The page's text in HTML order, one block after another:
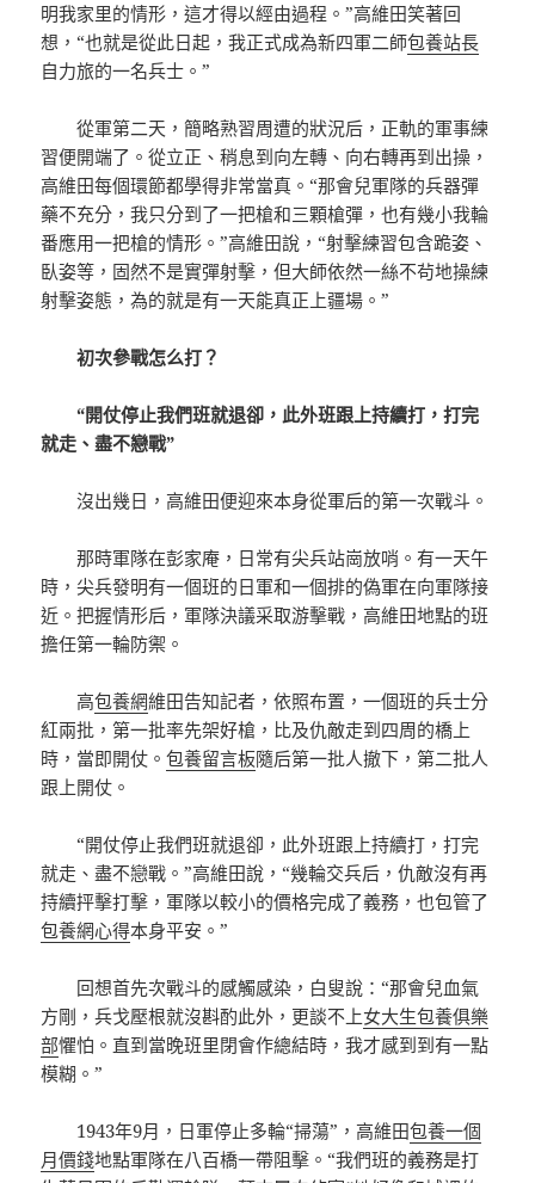
明我家里的情形，這才得以經由過程。”高維田笑著回
想，“也就是從此日起，我正式成為新四軍二師包養站長
自力旅的一名兵士。”
從軍第二天，簡略熟習周遭的狀況后，正軌的軍事練
習便開端了。從立正、稍息到向左轉、向右轉再到出操，
高維田每個環節都學得非常當真。“那會兒軍隊的兵器彈
藥不充分，我只分到了一把槍和三顆槍彈，也有幾小我輪
番應用一把槍的情形。”高維田說，“射擊練習包含跪姿、
臥姿等，固然不是實彈射擊，但大師依然一絲不茍地操練
射擊姿態，為的就是有一天能真正上疆場。”
初次參戰怎么打？
“開仗停止我們班就退卻，此外班跟上持續打，打完
就走、盡不戀戰”
沒出幾日，高維田便迎來本身從軍后的第一次戰斗。
那時軍隊在彭家庵，日常有尖兵站崗放哨。有一天午
時，尖兵發明有一個班的日軍和一個排的偽軍在向軍隊接
近。把握情形后，軍隊決議采取游擊戰，高維田地點的班
擔任第一輪防禦。
高包養網維田告知記者，依照布置，一個班的兵士分
紅兩批，第一批率先架好槍，比及仇敵走到四周的橋上
時，當即開仗。包養留言板隨后第一批人撤下，第二批人
跟上開仗。
“開仗停止我們班就退卻，此外班跟上持續打，打完
就走、盡不戀戰。”高維田說，“幾輪交兵后，仇敵沒有再
持續抨擊打擊，軍隊以較小的價格完成了義務，也包管了
包養網心得本身平安。”
回想首先次戰斗的感觸感染，白叟說：“那會兒血氣
方剛，兵戈壓根就沒斟酌此外，更談不上女大生包養俱樂
部懼怕。直到當晚班里閉會作總結時，我才感到到有一點
模糊。”
1943年9月，日軍停止多輪“掃蕩”，高維田包養一個
月價錢地點軍隊在八百橋一帶阻擊。“我們班的義務是打